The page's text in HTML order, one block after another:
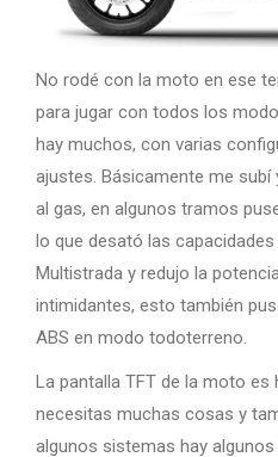
No rodé con la moto en ese
para jugar con todos los
hay muchos, con varias
ajustes. Básicamente me subí
al gas, en algunos tramos
lo que desató las
Multistrada y redujo la
intimidantes, esto también
ABS en modo todoterreno.
La pantalla TFT de la moto es
necesitas muchas cosas y
algunos sistemas hay